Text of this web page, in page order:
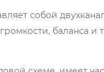
собой
баланса и